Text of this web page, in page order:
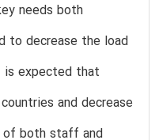
needs both
to decrease the load
is expected that
and decrease
of both staff and